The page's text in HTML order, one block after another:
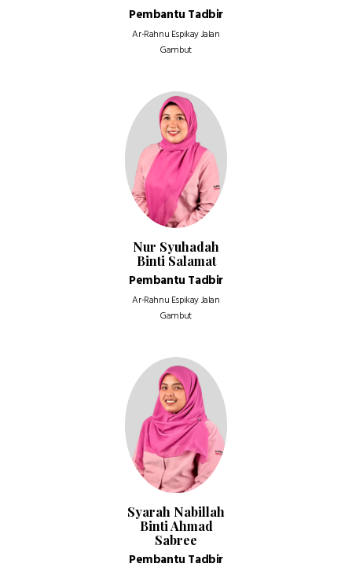
Pembantu Tadbir
Ar-Rahnu Espikay Jalan
Gambut
Nur Syuhadah
Binti Salamat
Pembantu Tadbir
Ar-Rahnu Espikay Jalan
Gambut
Syarah Nabillah
Binti Ahmad
Sabree
Pembantu Tadbir